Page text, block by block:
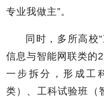
专业我做主”。
同时，多所高校
信息与智能网联类的
一步拆分，形成工
类）、工科试验班（